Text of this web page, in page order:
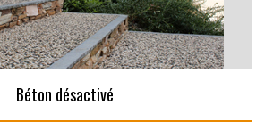
Béton désactivé